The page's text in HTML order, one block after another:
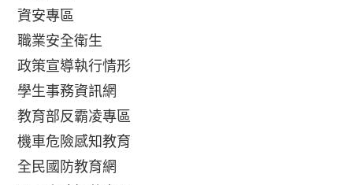
資安專區
職業安全衛生
政策宣導執行情形
學生事務資訊網
教育部反霸凌專區
機車危險感知教育
全民國防教育網